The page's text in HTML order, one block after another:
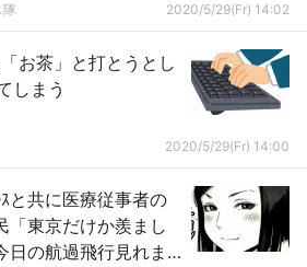
2020/5/29(Fr) 14:02
お茶」と打とうとし
しまう
2020/5/29(Fr) 14:00
と共に医療従事者の
「東京だけか羨まし
日の航過飛行見れま